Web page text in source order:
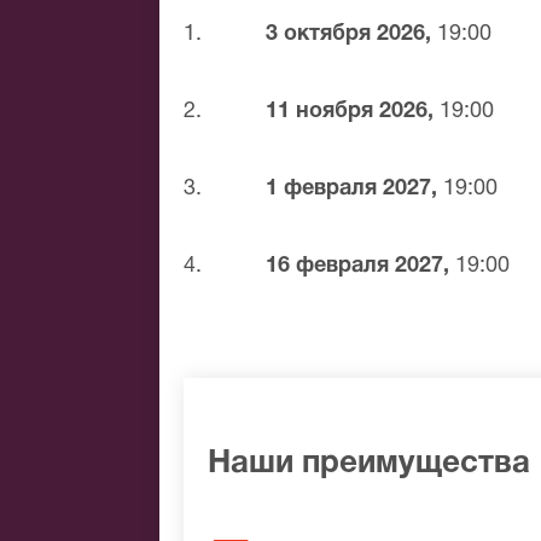
Знаменитые музыканты: Лорин
для участия в своих проектах. Она
1. 3 октября 2026, 19:00
2. 11 ноября 2026, 19:00
3. 1 февраля 2027, 19:00
4. 16 февраля 2027, 19:00
Наши преимущества